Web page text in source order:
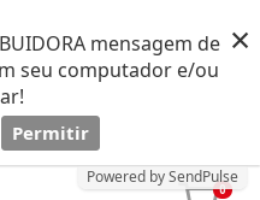
mensagem de
seu computador e/ou
Permitir
Powered by SendPulse
×
0